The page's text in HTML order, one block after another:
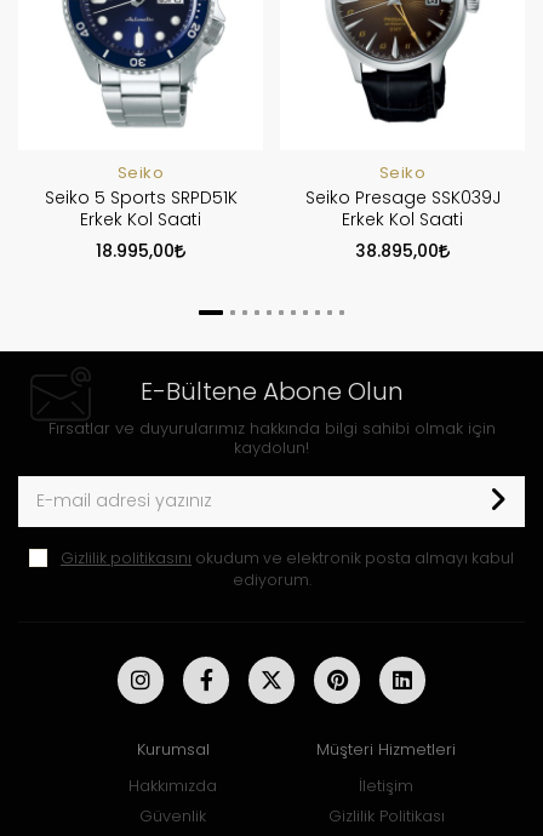
Seiko
Seiko 5 Sports SRPD51K
Erkek Kol Saati
18.995,00
Seiko
Seiko Presage SSK039J
Erkek Kol Saati
38.895,00
E-Bültene Abone Olun
Fırsatlar ve duyurularımız hakkında bilgi sahibi olmak için
kaydolun!
Gizlilik politikasını okudum ve elektronik posta almayı kabul
ediyorum.
Kurumsal
Hakkımızda
Güvenlik
Müşteri Hizmetleri
İletişim
Gizlilik Politikası